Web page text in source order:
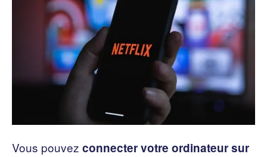
Vous pouvez connecter votre ordinateur sur